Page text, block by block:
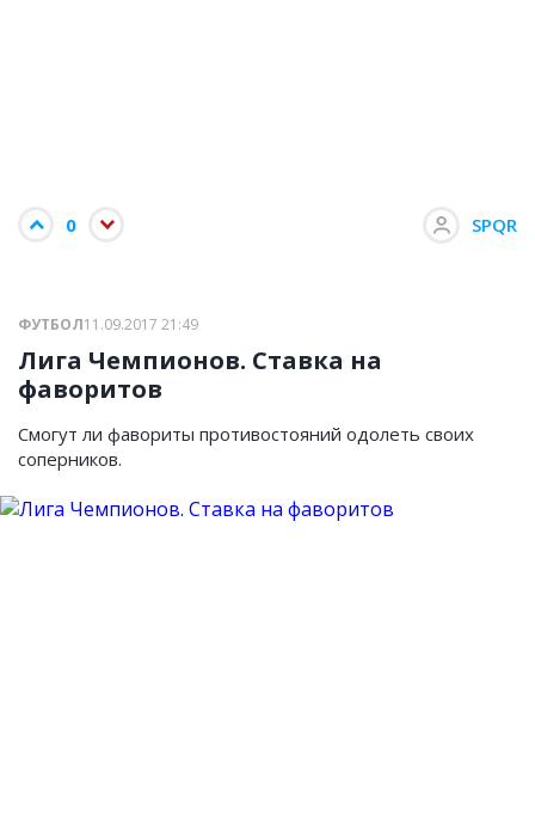
0 SPQR
ФУТБОЛ11.09.2017 21:49
Лига Чемпионов. Ставка на
фаворитов
Смогут ли фавориты противостояний одолеть своих
соперников.